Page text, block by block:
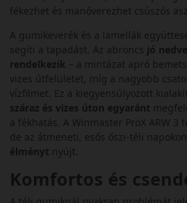
fékezhet és manőverezhet csúszós
A gumikeverék és a lamellák
segíti a tapadást. Az abroncs jó
rendelkezik – a mintázat apró
vizes útfelületet, míg a nagyobb
vízfilmet. Ez a kiegyensúlyozott
száraz és vizes úton egyaránt
a fékhatás. A Winmaster ProX ARW 3
de az átmeneti, esős őszi-téli
élményt nyújt.
Komfortos és